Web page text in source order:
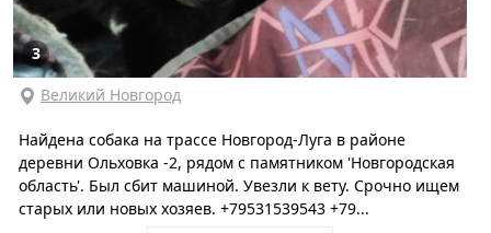
3
Великий Новгород
Найдена собака на трассе Новгород-Луга в районе
деревни Ольховка -2, рядом с памятником 'Новгородская
область'. Был сбит машиной. Увезли к вету. Срочно ищем
старых или новых хозяев. +79531539543 +79...